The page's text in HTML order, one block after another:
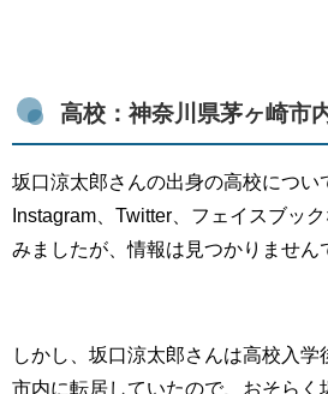
高校：神奈川県茅ヶ崎市
坂口涼太郎さんの出身の高校につい
Instagram、Twitter、フェイスブッ
みましたが、情報は見つかりません
しかし、坂口涼太郎さんは高校入
市内に転居していたので、おそらく